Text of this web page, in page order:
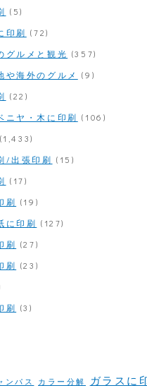
(5)
印刷 (72)
グルメと観光 (357)
や海外のグルメ
(9)
(22)
ニヤ・木に印刷 (106)
(1,433)
/出張印刷 (15)
(17)
刷 (19)
に印刷 (127)
刷 (27)
刷 (23)
刷 (3)
ンパス カラー分解 ガラスに